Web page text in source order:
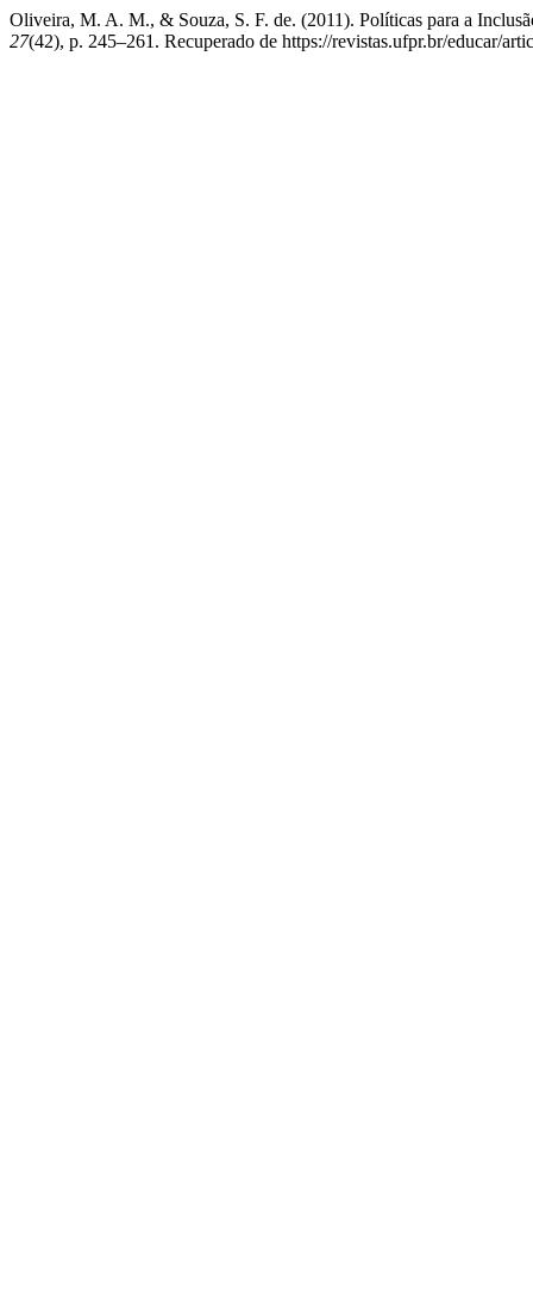
Oliveira, M. A. M., & Souza, S. F. de. (2011). Políticas para a
27(42), p. 245–261. Recuperado de https://revistas.ufpr.br/educar/